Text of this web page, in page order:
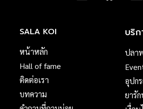
SALA KOI
หน้าหลัก
Hall of fame
ติดต่อเรา
บทความ
บริก
ปลา
อุปก
ยารั